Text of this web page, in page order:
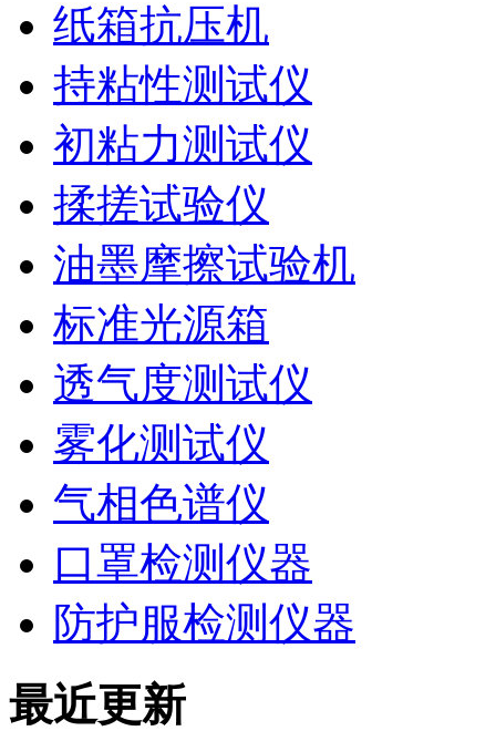
纸箱抗压机
持粘性测试仪
初粘力测试仪
揉搓试验仪
油墨摩擦试验机
标准光源箱
透气度测试仪
雾化测试仪
气相色谱仪
口罩检测仪器
防护服检测仪器
最近更新